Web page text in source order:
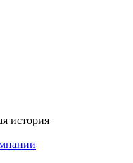
история